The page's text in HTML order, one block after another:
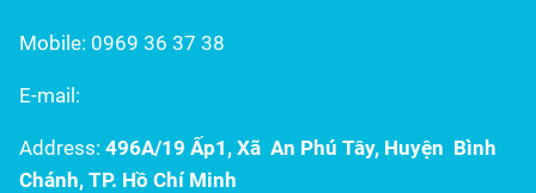
Mobile: 0969 36 37 38
E-mail:
Address: 496A/19 Ấp1, Xã An Phú Tây, Huyện Bình
Chánh, TP. Hồ Chí Minh